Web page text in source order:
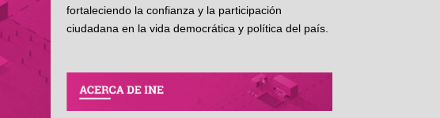
fortaleciendo la confianza y la participación
ciudadana en la vida democrática y política del país.